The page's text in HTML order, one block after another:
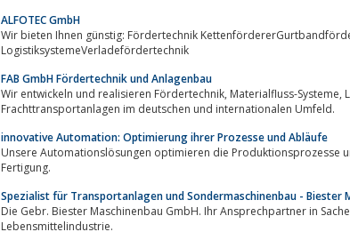
ALFOTEC GmbH
Wir bieten Ihnen günstig: Fördertechnik
LogistiksystemeVerladefördertechnik
FAB GmbH Fördertechnik und Anlagenbau
Wir entwickeln und realisieren Fördertechnik, Materialfluss-Systeme, LKW Be-/Entladesysteme und komplexe
Frachttransportanlagen im deutschen und internationalen Umfeld.
innovative Automation: Optimierung ihrer Prozesse und Abläufe
Unsere Automationslösungen optimieren die Produktionsprozesse
Fertigung.
Spezialist für Transportanlagen und Sondermaschinenbau - Biester
Die Gebr. Biester Maschinenbau GmbH. Ihr Ansprechpartner in
Lebensmittelindustrie.